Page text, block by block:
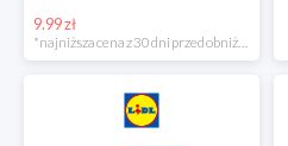
9.99 zł